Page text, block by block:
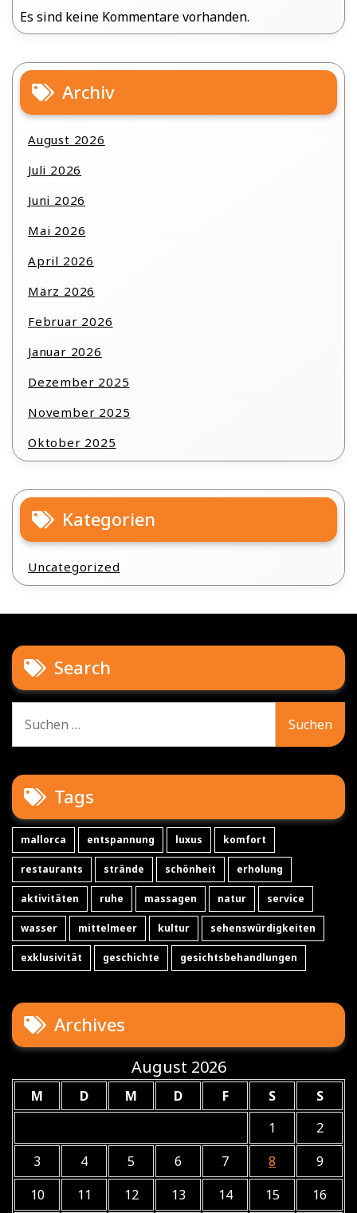
Es sind keine Kommentare vorhanden.
Archiv
August 2026
Juli 2026
Juni 2026
Mai 2026
April 2026
März 2026
Februar 2026
Januar 2026
Dezember 2025
November 2025
Oktober 2025
Kategorien
Uncategorized
Search
nach:
Tags
mallorca entspannung luxus komfort
restaurants strände schönheit erholung
aktivitäten ruhe massagen natur service
wasser mittelmeer kultur sehenswürdigkeiten
exklusivität geschichte gesichtsbehandlungen
Archives
August 2026
M D M D F S
S
1
2
3
4 5 6 7 8
9
10
11 12 13 14 15 16